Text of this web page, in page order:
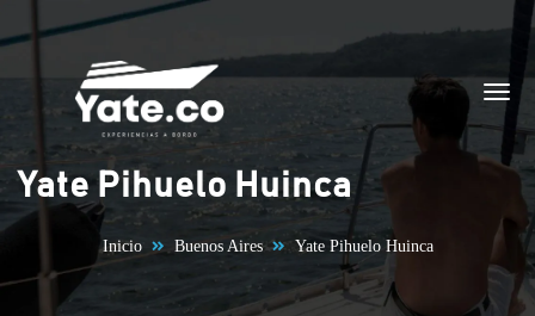
Saltar al contenido
Yate Pihuelo Huinca
Inicio Buenos Aires Yate Pihuelo Huinca